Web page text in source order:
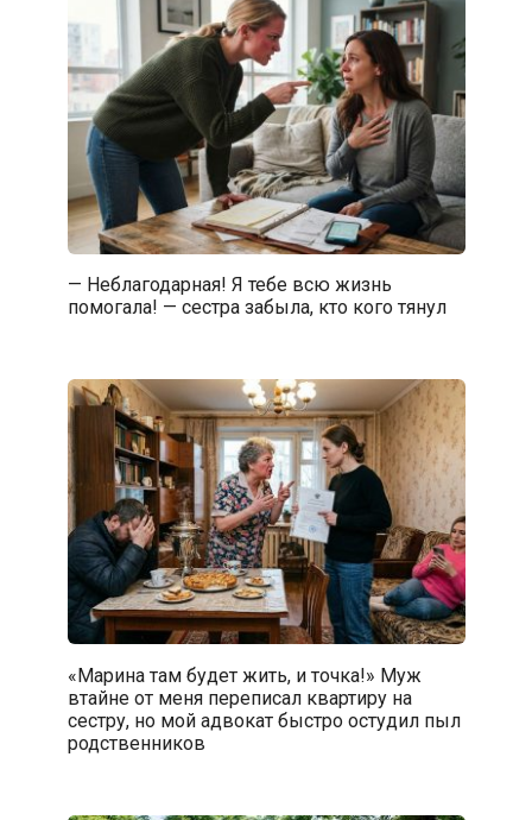
— Неблагодарная! Я тебе всю жизнь
помогала! — сестра забыла, кто кого тянул
«Марина там будет жить, и точка!» Муж
втайне от меня переписал квартиру на
сестру, но мой адвокат быстро остудил пыл
родственников